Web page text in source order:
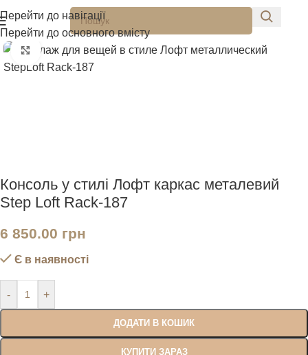
Перейти до навігації
Перейти до основного вмісту
Натисніть, щоб збільшити
Консоль у стилі Лофт каркас металевий
Step Loft Rack-187
6 850.00 грн
Є в наявності
- +
ДОДАТИ В КОШИК
КУПИТИ ЗАРАЗ